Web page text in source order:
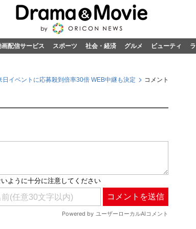
画配信サービス スポーツ 社会・経済 グルメ ビューティ
日イベントに応募殺到倍率30倍 WEB中継も決定 コメント